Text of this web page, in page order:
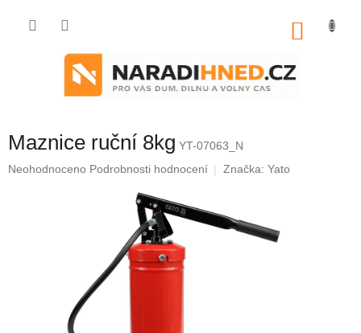
Maznice ruční 8kg YT-07063_N
Průměrné
Neohodnoceno Podrobnosti hodnocení Značka: Yato